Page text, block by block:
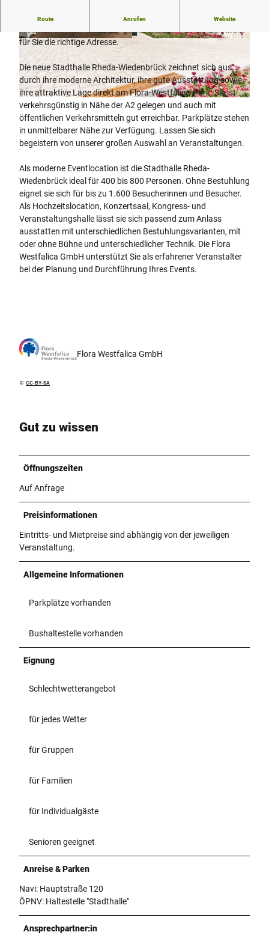
© Flora Westfalica -FGS- Fördergesellschaft Wirtschaft und Kultur mbH Rheda-Wiedenbrück |
© Flora Westfalica GmbH Rheda-Wiedenbrück
CC-BY-SA
Route Anrufen Website
Sie möchten Hochzeit feiern, planen eine Tagung oder
für Sie die richtige Adresse.
Die neue Stadthalle Rheda-Wiedenbrück zeichnet sich aus
durch ihre moderne Architektur, ihre gute Ausstattung sowie
ihre attraktive Lage direkt am Flora-Westfalica-Park. Sie ist
verkehrsgünstig in Nähe der A2 gelegen und auch mit
öffentlichen Verkehrsmitteln gut erreichbar. Parkplätze stehen
in unmittelbarer Nähe zur Verfügung. Lassen Sie sich
begeistern von unserer großen Auswahl an Veranstaltungen.
Als moderne Eventlocation ist die Stadthalle Rheda-
Wiedenbrück ideal für 400 bis 800 Personen. Ohne Bestuhlung
eignet sie sich für bis zu 1.600 Besucherinnen und Besucher.
Als Hochzeitslocation, Konzertsaal, Kongress- und
Veranstaltungshalle lässt sie sich passend zum Anlass
ausstatten mit unterschiedlichen Bestuhlungsvarianten, mit
oder ohne Bühne und unterschiedlicher Technik. Die Flora
Westfalica GmbH unterstützt Sie als erfahrener Veranstalter
bei der Planung und Durchführung Ihres Events.
© CC-BY-SA
Flora Westfalica GmbH
Gut zu wissen
Öffnungszeiten
Auf Anfrage
Preisinformationen
Eintritts- und Mietpreise sind abhängig von der jeweiligen
Veranstaltung.
Allgemeine Informationen
Parkplätze vorhanden
Bushaltestelle vorhanden
Eignung
Schlechtwetterangebot
für jedes Wetter
für Gruppen
für Familien
für Individualgäste
Senioren geeignet
Anreise & Parken
Navi: Hauptstraße 120
ÖPNV: Haltestelle "Stadthalle"
Ansprechpartner:in